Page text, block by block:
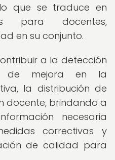
que se traduce en
para docentes,
en su conjunto.
a la detección
de mejora en la
la distribución de
docente, brindando a
necesaria
correctivas y
de calidad para